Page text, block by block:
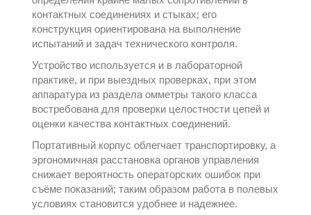
контактных соединениях и стыках; его
конструкция ориентирована на выполнение
испытаний и задач технического контроля.
Устройство используется и в лабораторной
практике, и при выездных проверках, при этом
аппаратура из разделаомметры такого класса
востребована для проверки целостности цепей и
оценки качества контактных соединений.
Портативный корпус облегчает транспортировку, а
эргономичная расстановка органов управления
снижает вероятность операторских ошибок при
съёме показаний; таким образом работа в полевых
условиях становится удобнее и надежнее.